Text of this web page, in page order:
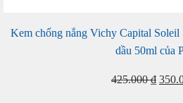
Kem chống nắng Vichy Capital
dầu 50ml của
425.000₫ Giá